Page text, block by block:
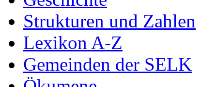
Strukturen und Zahlen
Lexikon A-Z
Gemeinden der SELK